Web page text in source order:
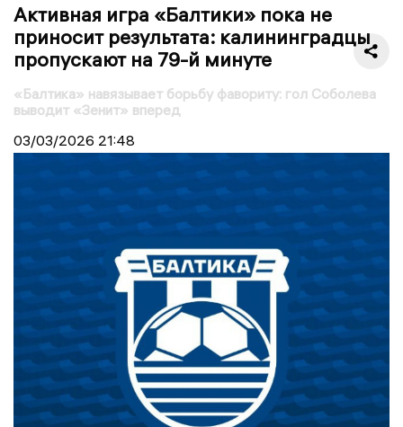
Активная игра «Балтики» пока не
приносит результата: калининградцы
пропускают на 79-й минуте
«Балтика» навязывает борьбу фавориту: гол Соболева
выводит «Зенит» вперед
03/03/2026 21:48